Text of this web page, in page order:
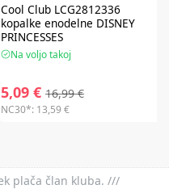
Cool Club LCG2812336
kopalke enodelne DISNEY
PRINCESSES
Na voljo takoj
5,09 € 16,99 €
NC30*: 13,59 €
plača član kluba. ///